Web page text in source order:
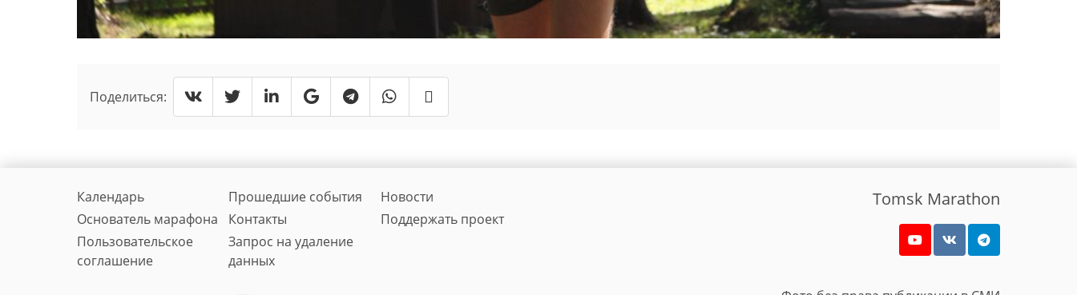
Поделиться:
Календарь Прошедшие события
Новости
Основатель марафона
Контакты
Поддержать проект
Пользовательское
соглашение
Запрос на удаление
данных
Tomsk Marathon